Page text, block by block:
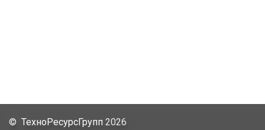
© ТехноРесурсГрупп 2026